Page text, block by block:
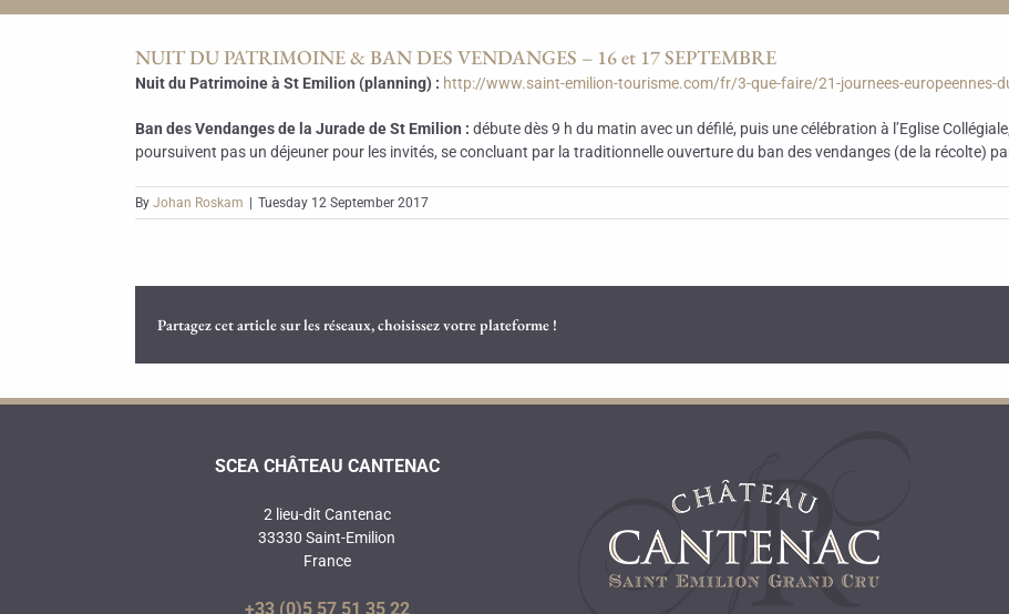
NUIT DU PATRIMOINE & BAN DES VENDANGES – 16 et 17 SEPTEMBRE
Nuit du Patrimoine à St Emilion (planning) : http://www.saint-emilion-tourisme.com/fr/3-que-faire/21-journees-europeennes-
Ban des Vendanges de la Jurade de St Emilion : débute dès 9 h du matin avec un défilé, puis une célébration à l’Eglise
poursuivent pas un déjeuner pour les invités, se concluant par la traditionnelle ouverture du ban des vendanges (de la récolte)
By Johan Roskam Tuesday 12 September 2017
Partagez cet article sur les réseaux, choisissez votre plateforme !
SCEA CHÂTEAU CANTENAC
2 lieu-dit Cantenac
33330 Saint-Emilion
France
+33 (0)5 57 51 35 22